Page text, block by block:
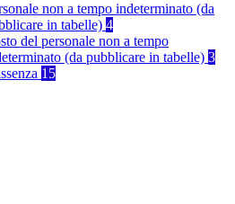
non a tempo indeterminato (da
in tabelle) 4
del personale non a tempo
(da pubblicare in tabelle) 3
15